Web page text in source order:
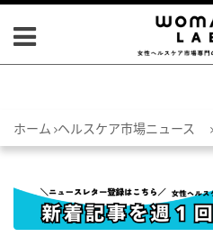
ホーム ヘルスケア市場ニュース